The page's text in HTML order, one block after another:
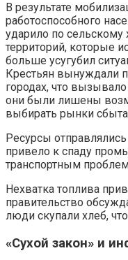
В результате
работоспособного
ударило по сельскому
территорий, которые
больше усугубил
Крестьян вынуждали
городах, что
они были лишены
выбирать рынки
Ресурсы
привело к спаду
транспортным
Нехватка топлива
правительство
люди скупали хлеб,
«Сухой закон» и